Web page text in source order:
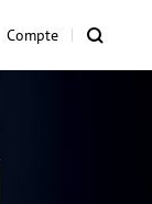
Compte